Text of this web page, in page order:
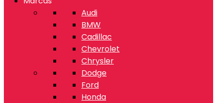
Audi
BMW
Cadillac
Chevrolet
Chrysler
Dodge
Ford
Honda